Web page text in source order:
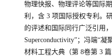
物理快报、物理评论等国际
利，含 3 项国际授权专利。
的评述和国际同行广泛引用
Superconductivity”；冯端“
材料工程大典（第 8卷第 3